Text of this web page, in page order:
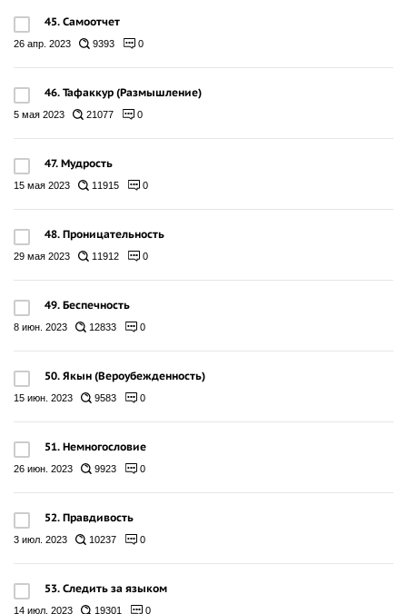
45. Самоотчет
26 апр. 2023 9393 0
46. Тафаккур (Размышление)
5 мая 2023 21077 0
47. Мудрость
15 мая 2023 11915 0
48. Проницательность
29 мая 2023 11912 0
49. Беспечность
8 июн. 2023 12833 0
50. Якын (Вероубежденность)
15 июн. 2023 9583 0
51. Немногословие
26 июн. 2023 9923 0
52. Правдивость
3 июл. 2023 10237 0
53. Cледить за языком
14 июл. 2023 19301 0